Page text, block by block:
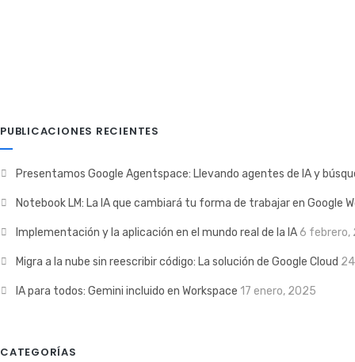
PUBLICACIONES RECIENTES
Presentamos Google Agentspace: Llevando agentes de IA y
Notebook LM: La IA que cambiará tu forma de trabajar en Google
Implementación y la aplicación en el mundo real de la IA 6 febrero,
Migra a la nube sin reescribir código: La solución de Google Cloud
IA para todos: Gemini incluido en Workspace 17 enero, 2025
CATEGORÍAS